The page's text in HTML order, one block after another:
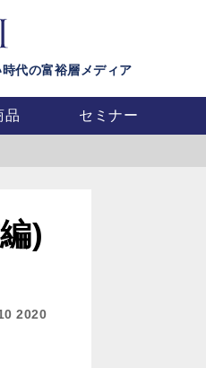
代の富裕層メディア
品 セミナー
)
2020